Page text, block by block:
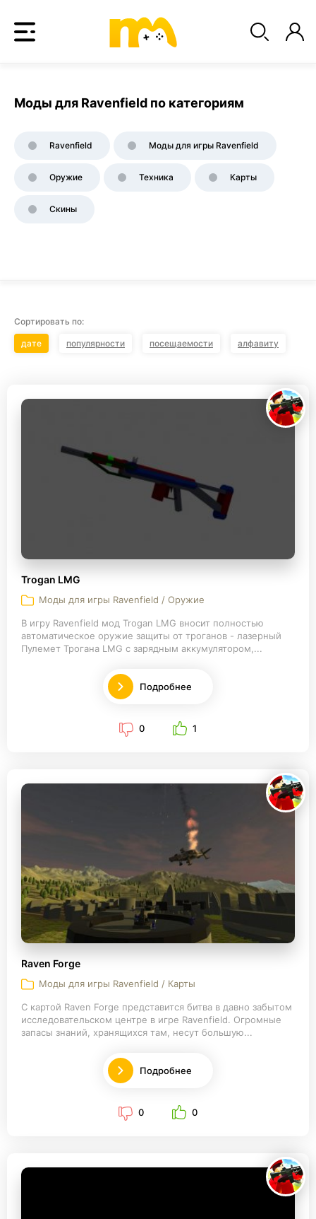
Моды для Ravenfield по категориям
Ravenfield Моды для игры Ravenfield
Оружие Техника Карты
Скины
Сортировать по:
дате популярности посещаемости алфавиту
Trogan LMG
Моды для игры Ravenfield / Оружие
В игру Ravenfield мод Trogan LMG вносит полностью
автоматическое оружие защиты от троганов - лазерный
Пулемет Трогана LMG с зарядным аккумулятором,...
Подробнее
0 1
Raven Forge
Моды для игры Ravenfield / Карты
С картой Raven Forge представится битва в давно забытом
исследовательском центре в игре Ravenfield. Огромные
запасы знаний, хранящихся там, несут большую...
Подробнее
0 0